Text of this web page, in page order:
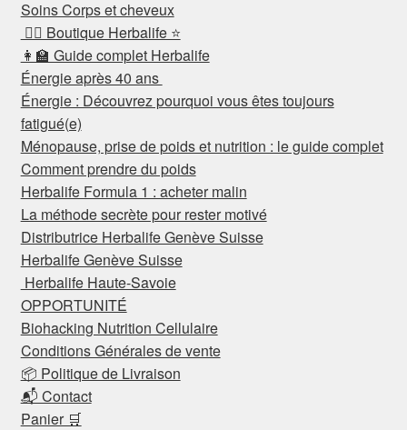
Soins Corps et cheveux
👉🏼 Boutique Herbalife ⭐️
👩‍🏫 Guide complet Herbalife
Énergie après 40 ans
Énergie : Découvrez pourquoi vous êtes toujours
fatigué(e)
Ménopause, prise de poids et nutrition : le guide complet
Comment prendre du poids
Herbalife Formula 1 : acheter malin
La méthode secrète pour rester motivé
Distributrice Herbalife Genève Suisse
Herbalife Genève Suisse
Herbalife Haute-Savoie
OPPORTUNITÉ
Biohacking Nutrition Cellulaire
Conditions Générales de vente
📦 Politique de Livraison
📬 Contact
Panier 🛒